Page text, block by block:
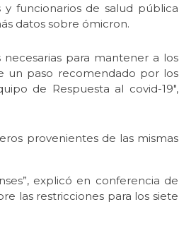
funcionarios de salud pública
datos sobre ómicron.
para mantener a los
un paso recomendado por los
de Respuesta al covid-19″,
provenientes de las mismas
explicó en conferencia de
las restricciones para los siete